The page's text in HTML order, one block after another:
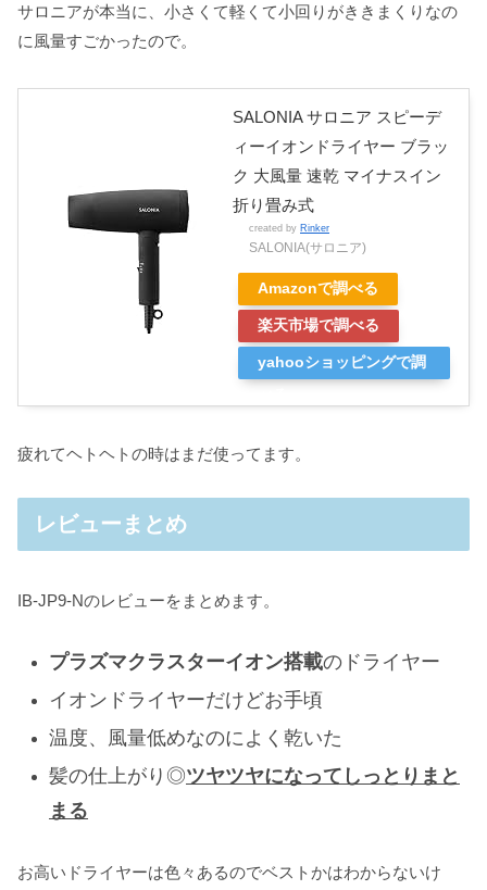
サロニアが本当に、小さくて軽くて小回りがききまくりなの
に風量すごかったので。
SALONIA サロニア スピーデ
ィーイオンドライヤー ブラッ
ク 大風量 速乾 マイナスイン
折り畳み式
created by Rinker
SALONIA(サロニア)
Amazonで調べる
楽天市場で調べる
yahooショッピングで調
疲れてヘトヘトの時はまだ使ってます。
レビューまとめ
IB-JP9-Nのレビューをまとめます。
プラズマクラスターイオン搭載のドライヤー
イオンドライヤーだけどお手頃
温度、風量低めなのによく乾いた
髪の仕上がり◎ツヤツヤになってしっとりまと
まる
お高いドライヤーは色々あるのでベストかはわからないけ